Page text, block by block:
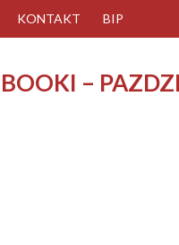
KONTAKT BIP
–